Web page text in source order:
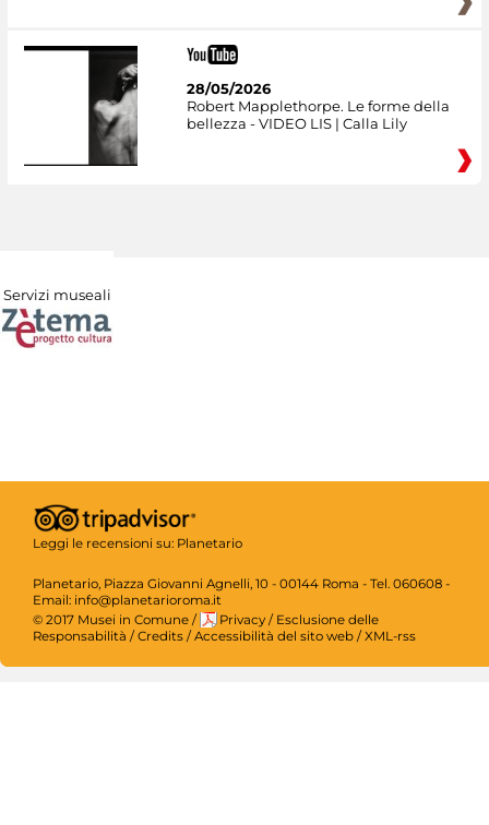
28/05/2026
Robert Mapplethorpe. Le forme della
bellezza - VIDEO LIS | Calla Lily
Servizi museali
Leggi le recensioni su: Planetario
Planetario, Piazza Giovanni Agnelli, 10 - 00144 Roma - Tel. 060608 -
Email: info@planetarioroma.it
© 2017 Musei in Comune / Privacy / Esclusione delle
Responsabilità / Credits / Accessibilità del sito web / XML-rss